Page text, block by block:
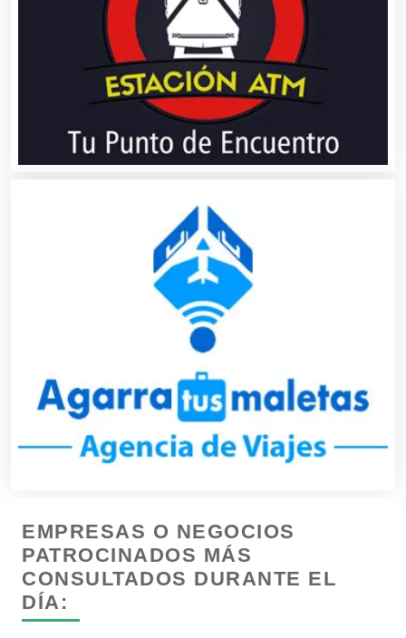
Belleza
Bordados y Estampados
Cámaras de Comercio
Cancelería de Aluminio
EMPRESAS O NEGOCIOS
PATROCINADOS MÁS
CONSULTADOS DURANTE EL
DÍA: